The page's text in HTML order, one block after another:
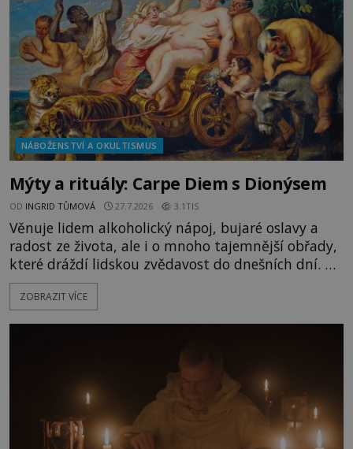
kapitáne?“ zeptá se ho jeden z templářů. „Do Sk
NÁBOŽENSTVÍ A OKULTISMUS
Mýty a rituály: Carpe Diem s Dionýsem
OD INGRID TŮMOVÁ 27.7.2026 3.1TIS
Věnuje lidem alkoholický nápoj, bujaré oslavy a
radost ze života, ale i o mnoho tajemnější obřady,
které dráždí lidskou zvědavost do dnešních dní. Co
doopravdy představuje bůh, jemuž Římané říkají
Bakchus? Mytologický příběh řeckého boha
ZOBRAZIT VÍCE